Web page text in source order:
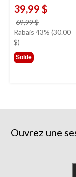
39,99 $
69,99 $
était
Rabais 43% (30.00
$)
Solde
Ouvrez une